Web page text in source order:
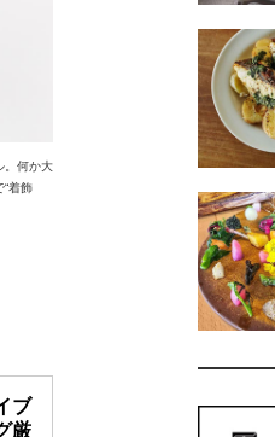
。何か大
着飾
ブ
厳